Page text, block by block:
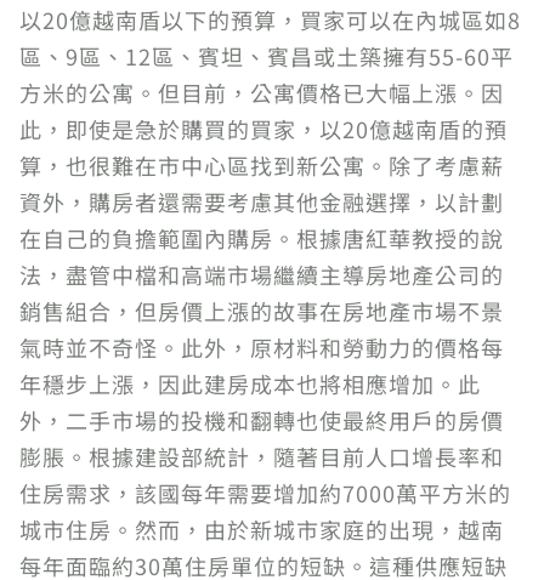
以20億越南盾以下的預算，買家可以在內城區如8
區、9區、12區、賓坦、賓昌或土築擁有55-60平
方米的公寓。但目前，公寓價格已大幅上漲。因
此，即使是急於購買的買家，以20億越南盾的預
算，也很難在市中心區找到新公寓。除了考慮薪
資外，購房者還需要考慮其他金融選擇，以計劃
在自己的負擔範圍內購房。根據唐紅華教授的說
法，盡管中檔和高端市場繼續主導房地產公司的
銷售組合，但房價上漲的故事在房地產市場不景
氣時並不奇怪。此外，原材料和勞動力的價格每
年穩步上漲，因此建房成本也將相應增加。此
外，二手市場的投機和翻轉也使最終用戶的房價
膨脹。根據建設部統計，隨著目前人口增長率和
住房需求，該國每年需要增加約7000萬平方米的
城市住房。然而，由於新城市家庭的出現，越南
每年面臨約30萬住房單位的短缺。這種供應短缺